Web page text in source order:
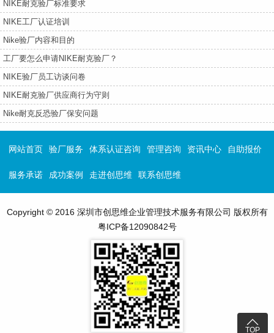
NIKE耐克验厂标准要求
NIKE工厂认证培训
Nike验厂内容和目的
工厂要怎么申请NIKE耐克验厂？
NIKE验厂员工访谈问卷
NIKE耐克验厂供应商行为守则
Nike耐克反恐验厂保安问题

TOP
网站首页 验厂服务 体系认证咨询 管理咨询 资讯中心 自助报价
服务承诺 成功案例 走进创思维 联系创思维
Copyright © 2016 深圳市创思维企业管理技术服务有限公司 版权所有
粤ICP备12090842号